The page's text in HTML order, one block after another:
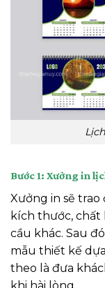
Bước 1: Xưởng in
Xưởng in sẽ trao
kích thước, chất
cầu khác. Sau
mẫu thiết kế
theo là đưa
khi hài lòng.